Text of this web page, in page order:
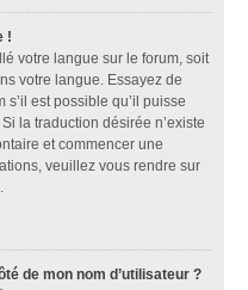
!
votre langue sur le forum, soit
votre langue. Essayez de
est possible qu’il puisse
la traduction désirée n’existe
et commencer une
veuillez vous rendre sur
de mon nom d’utilisateur ?